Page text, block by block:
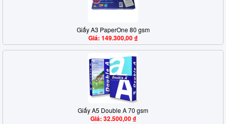
Giấy A3 PaperOne 80 gsm
Giá: 149.300,00 ₫
Giấy A5 Double A 70 gsm
Giá: 32.500,00 ₫